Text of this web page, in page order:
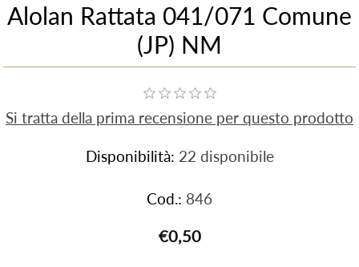
Alolan Rattata 041/071 Comune
(JP) NM
Si tratta della prima recensione per questo prodotto
Disponibilità: 22 disponibile
Cod.: 846
€0,50